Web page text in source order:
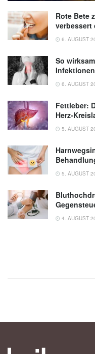
Rote Bete
verbessert
6. AUGUST
So
Infektionen
6. AUGUST
Fettleber:
Herz-
5. AUGUST
5. AUGUST
4. AUGUST